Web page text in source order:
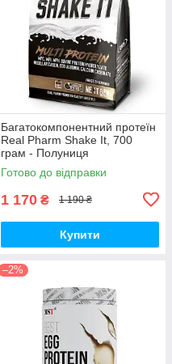
Багатокомпонентний протеїн
Real Pharm Shake It, 700
грам - Полуниця
Готово до відправки
1 170 ₴ 1 190 ₴
Купити
–2%